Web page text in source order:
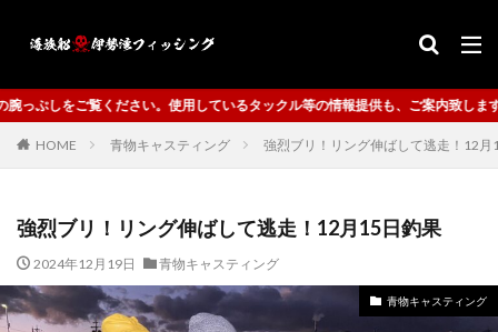
クル等の情報提供も、ご案内致します。
HOME 青物キャスティング 強烈ブリ！リング伸ばして逃走！12月
強烈ブリ！リング伸ばして逃走！12月15日釣果
2024年12月19日 青物キャスティング
青物キャスティング